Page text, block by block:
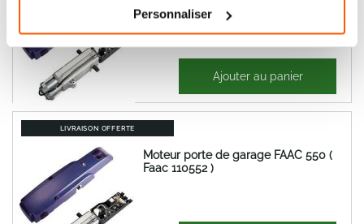
Personnaliser
807,92 €
673,27 € Ajouter au panier
LIVRAISON OFFERTE
Moteur porte de garage FAAC 550 (
Faac 110552 )